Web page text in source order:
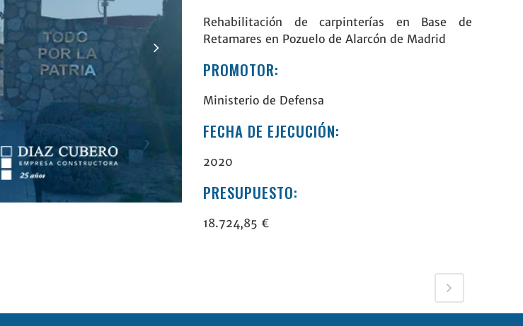
Rehabilitación de carpinterías en Base de
Retamares en Pozuelo de Alarcón de Madrid
PROMOTOR:
Ministerio de Defensa
FECHA DE EJECUCIÓN:
2020
PRESUPUESTO:
18.724,85 €